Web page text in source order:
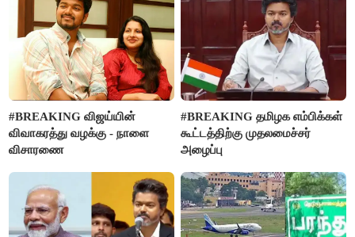
#BREAKING விஜய்யின்
விவாகரத்து வழக்கு - நாளை
விசாரணை
#BREAKING தமிழக எம்பிக்கள்
கூட்டத்திற்கு முதலமைச்சர்
அழைப்பு